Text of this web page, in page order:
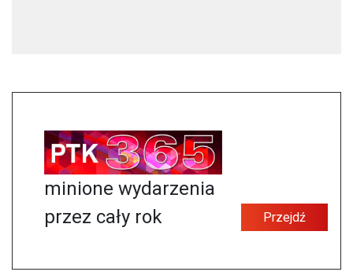
minione wydarzenia
przez cały rok
Przejdź